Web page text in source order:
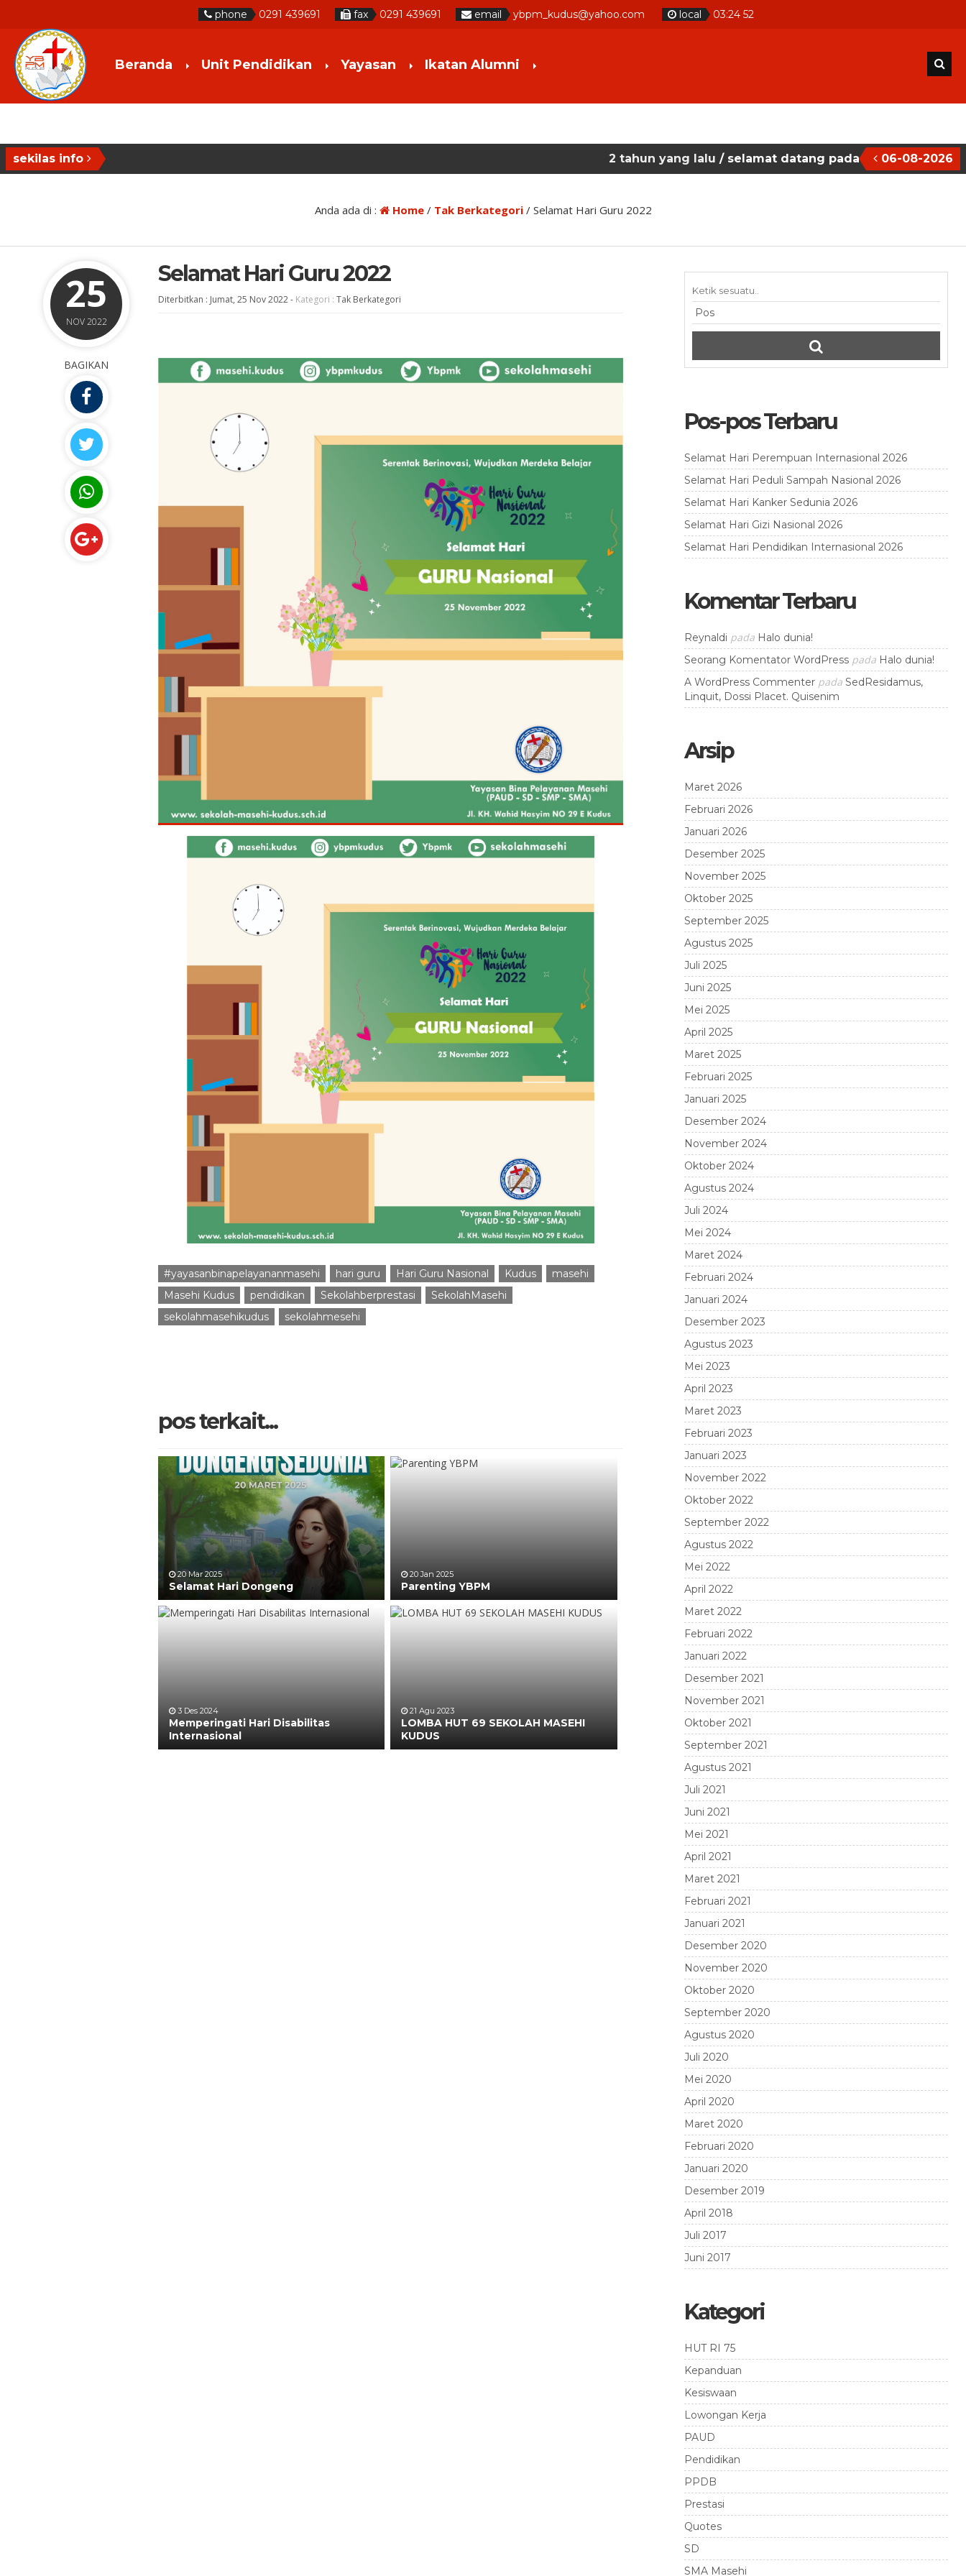
phone 0291 439691 fax 0291 439691 email ybpm_kudus@yahoo.com local 03:24 53
Beranda Unit Pendidikan Yayasan Ikatan Alumni
sekilas info 06-08-2026
2 tahun yang lalu/ selamat datang pada situs website sekolah
Anda ada di : Home/ Tak Berkategori/ Selamat Hari Guru 2022
25
NOV 2022
Selamat Hari Guru 2022
Diterbitkan : Jumat, 25 Nov 2022- Kategori : Tak Berkategori
BAGIKAN
#yayasanbinapelayananmasehi hari guru Hari Guru Nasional Kudus
masehi
Masehi Kudus
pendidikan Sekolahberprestasi
SekolahMasehi
sekolahmasehikudus
sekolahmesehi
pos terkait...
20 Mar 2025
Selamat Hari Dongeng
20 Jan 2025
Parenting YBPM
3 Des 2024
Memperingati Hari Disabilitas
Internasional
21 Agu 2023
LOMBA HUT 69 SEKOLAH MASEHI
KUDUS
Pos-pos Terbaru
Selamat Hari Perempuan Internasional 2026
Selamat Hari Peduli Sampah Nasional 2026
Selamat Hari Kanker Sedunia 2026
Selamat Hari Gizi Nasional 2026
Selamat Hari Pendidikan Internasional 2026
Komentar Terbaru
Reynaldi pada Halo dunia!
Seorang Komentator WordPresspada Halo dunia!
A WordPress Commenterpada SedResidamus,
Linquit, Dossi Placet. Quisenim
Arsip
Maret 2026
Februari 2026
Januari 2026
Desember 2025
November 2025
Oktober 2025
September 2025
Agustus 2025
Juli 2025
Juni 2025
Mei 2025
April 2025
Maret 2025
Februari 2025
Januari 2025
Desember 2024
November 2024
Oktober 2024
Agustus 2024
Juli 2024
Mei 2024
Maret 2024
Februari 2024
Januari 2024
Desember 2023
Agustus 2023
Mei 2023
April 2023
Maret 2023
Februari 2023
Januari 2023
November 2022
Oktober 2022
September 2022
Agustus 2022
Mei 2022
April 2022
Maret 2022
Februari 2022
Januari 2022
Desember 2021
November 2021
Oktober 2021
September 2021
Agustus 2021
Juli 2021
Juni 2021
Mei 2021
April 2021
Maret 2021
Februari 2021
Januari 2021
Desember 2020
November 2020
Oktober 2020
September 2020
Agustus 2020
Juli 2020
Mei 2020
April 2020
Maret 2020
Februari 2020
Januari 2020
Desember 2019
April 2018
Juli 2017
Juni 2017
Kategori
HUT RI 75
Kepanduan
Kesiswaan
Lowongan Kerja
PAUD
Pendidikan
PPDB
Prestasi
Quotes
SD
SMA Masehi